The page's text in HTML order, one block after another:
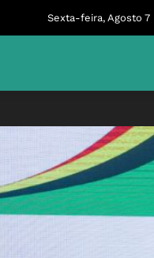
Sexta-feira, Agosto 7